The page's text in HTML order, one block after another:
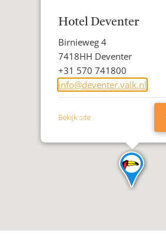
Hotel Deventer
Adres
Birnieweg 4
Postcode
Woonplaats
7418HH Deventer
Telefoon
+31 570 741800
E-
mailadres
info@deventer.valk.nl
Bekijk site